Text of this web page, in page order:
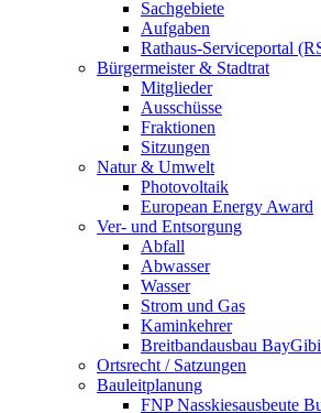
Sachgebiete
Aufgaben
Rathaus-Serviceportal
Bürgermeister & Stadtrat
Mitglieder
Ausschüsse
Fraktionen
Sitzungen
Natur & Umwelt
Photovoltaik
European Energy Award
Ver- und Entsorgung
Abfall
Abwasser
Wasser
Strom und Gas
Kaminkehrer
Breitbandausbau
Ortsrecht / Satzungen
Bauleitplanung
FNP Nasskiesausbeute